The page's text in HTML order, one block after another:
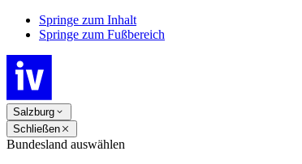
Springe zum Inhalt
Springe zum Fußbereich
Salzburg
Schließen
Bundesland auswählen